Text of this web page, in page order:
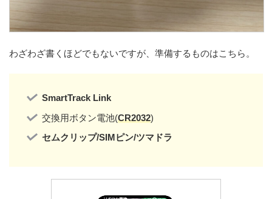
わざわざ書くほどでもないですが、準備するものはこちら。
SmartTrack Link
交換用ボタン電池(CR2032)
セムクリップ/SIMピン/ツマドラ